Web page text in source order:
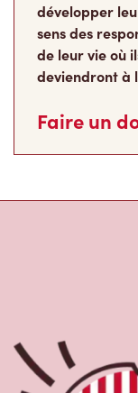
développer
sens des
de leur vie où
deviendront à
Faire un